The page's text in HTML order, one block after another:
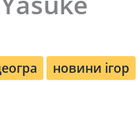
новини ігор